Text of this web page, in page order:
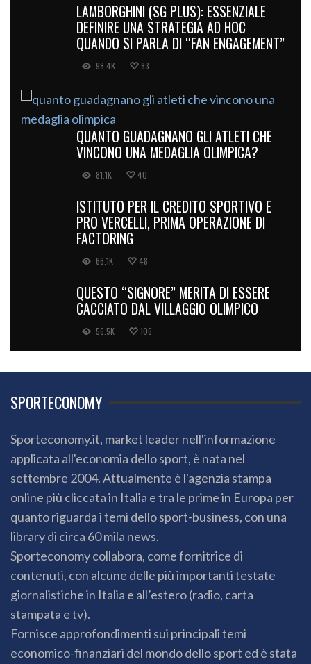
LAMBORGHINI (SG PLUS): ESSENZIALE
DEFINIRE UNA STRATEGIA AD HOC
QUANDO SI PARLA DI “FAN ENGAGEMENT”
98.4K 83
QUANTO GUADAGNANO GLI ATLETI CHE
VINCONO UNA MEDAGLIA OLIMPICA?
81.1K 40
ISTITUTO PER IL CREDITO SPORTIVO E
PRO VERCELLI, PRIMA OPERAZIONE DI
FACTORING
66.1K 48
QUESTO “SIGNORE” MERITA DI ESSERE
CACCIATO DAL VILLAGGIO OLIMPICO
56.5K 106
SPORTECONOMY
Sporteconomy.it, market leader nell'informazione
applicata all'economia dello sport, è nata nel
settembre 2004. Attualmente è l'agenzia stampa
online più cliccata in Italia e tra le prime in Europa per
quanto riguarda i temi dello sport-business, con una
library di circa 60 mila news.
Sporteconomy collabora, come fornitrice di
contenuti, con alcune delle più importanti testate
giornalistiche in Italia e all’estero (radio, carta
stampata e tv).
Fornisce approfondimenti sui principali temi
economico-finanziari del mondo dello sport ed è stata